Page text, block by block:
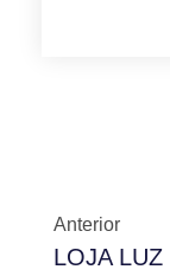
Anterior